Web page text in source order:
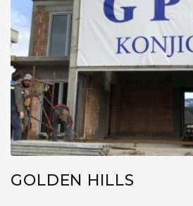
GOLDEN HILLS